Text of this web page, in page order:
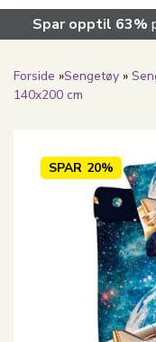
Spar opptil 63%
Forside »Sengetøy »
140x200 cm
SPAR 20%